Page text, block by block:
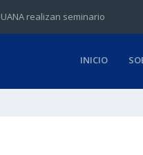
realizan seminario
INICIO